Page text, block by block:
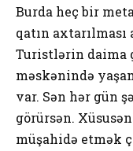
Burda heç bir
qatın axtarılması
Turistlərin daima
məskənində
var. Sən hər gün
görürsən.
müşahidə etmək